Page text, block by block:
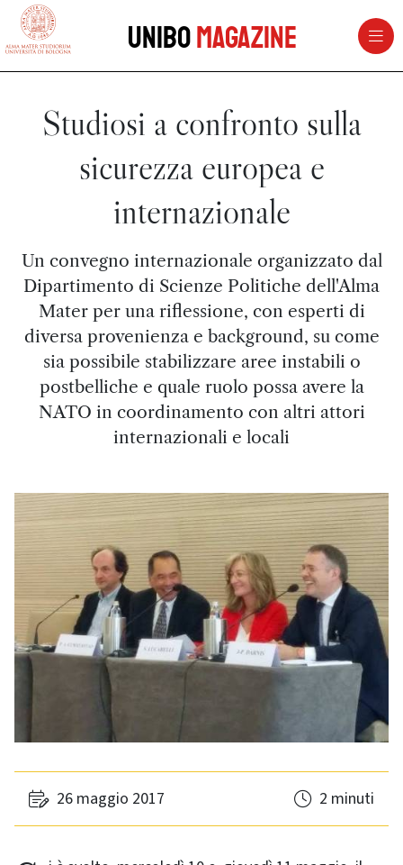
vai al contenuto della pagina
UniboMagazine
Studiosi a confronto sulla
sicurezza europea e
internazionale
Un convegno internazionale organizzato dal
Dipartimento di Scienze Politiche dell'Alma
Mater per una riflessione, con esperti di
diversa provenienza e background, su come
sia possibile stabilizzare aree instabili o
postbelliche e quale ruolo possa avere la
NATO in coordinamento con altri attori
internazionali e locali
26 maggio 2017 2 minuti